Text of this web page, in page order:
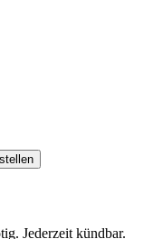
Jederzeit kündbar.